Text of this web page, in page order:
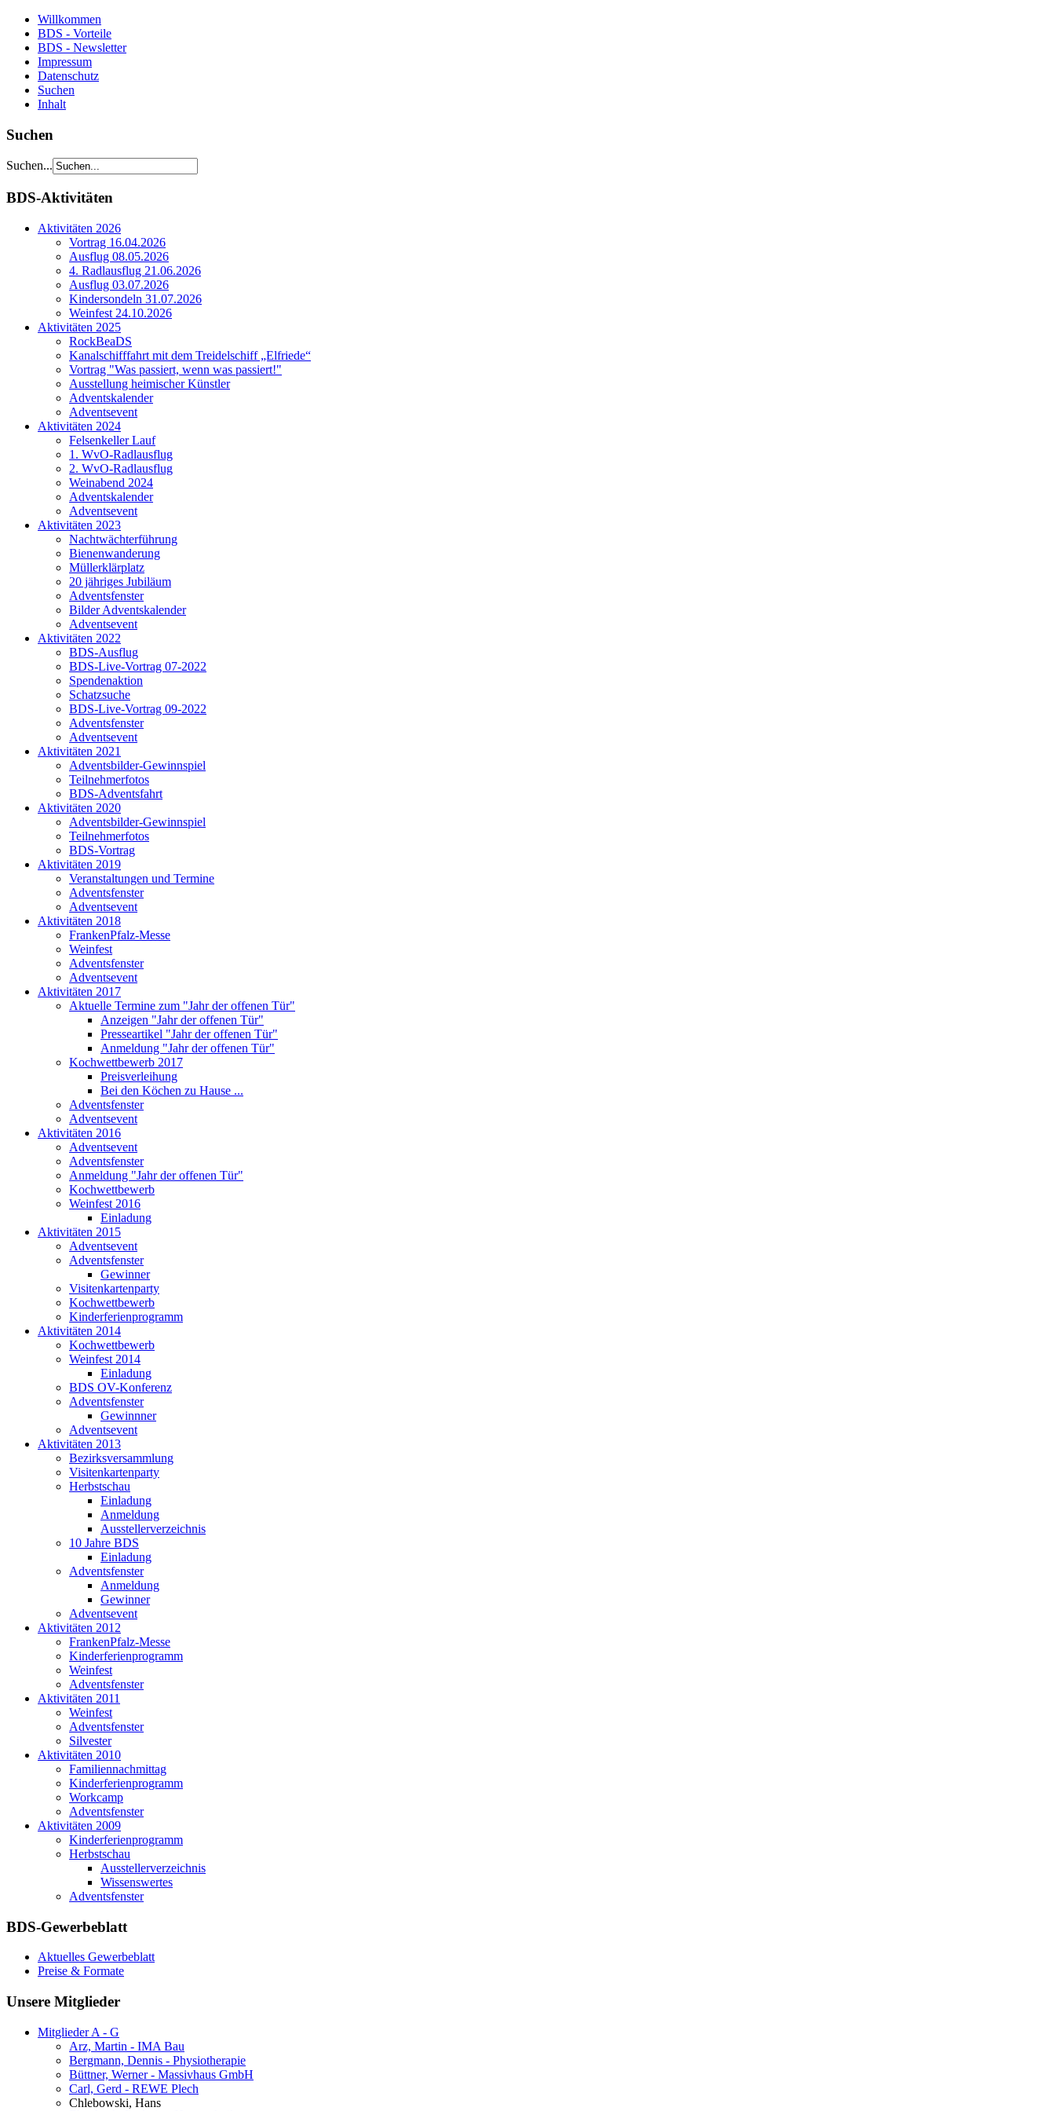
Willkommen
BDS - Vorteile
BDS - Newsletter
Impressum
Datenschutz
Suchen
Inhalt
Suchen
Suchen...
BDS-Aktivitäten
Aktivitäten 2026
Vortrag 16.04.2026
Ausflug 08.05.2026
4. Radlausflug 21.06.2026
Ausflug 03.07.2026
Kindersondeln 31.07.2026
Weinfest 24.10.2026
Aktivitäten 2025
RockBeaDS
Kanalschifffahrt mit dem Treidelschiff „Elfriede“
Vortrag "Was passiert, wenn was passiert!"
Ausstellung heimischer Künstler
Adventskalender
Adventsevent
Aktivitäten 2024
Felsenkeller Lauf
1. WvO-Radlausflug
2. WvO-Radlausflug
Weinabend 2024
Adventskalender
Adventsevent
Aktivitäten 2023
Nachtwächterführung
Bienenwanderung
Müllerklärplatz
20 jähriges Jubiläum
Adventsfenster
Bilder Adventskalender
Adventsevent
Aktivitäten 2022
BDS-Ausflug
BDS-Live-Vortrag 07-2022
Spendenaktion
Schatzsuche
BDS-Live-Vortrag 09-2022
Adventsfenster
Adventsevent
Aktivitäten 2021
Adventsbilder-Gewinnspiel
Teilnehmerfotos
BDS-Adventsfahrt
Aktivitäten 2020
Adventsbilder-Gewinnspiel
Teilnehmerfotos
BDS-Vortrag
Aktivitäten 2019
Veranstaltungen und Termine
Adventsfenster
Adventsevent
Aktivitäten 2018
FrankenPfalz-Messe
Weinfest
Adventsfenster
Adventsevent
Aktivitäten 2017
Aktuelle Termine zum "Jahr der offenen Tür"
Anzeigen "Jahr der offenen Tür"
Presseartikel "Jahr der offenen Tür"
Anmeldung "Jahr der offenen Tür"
Kochwettbewerb 2017
Preisverleihung
Bei den Köchen zu Hause ...
Adventsfenster
Adventsevent
Aktivitäten 2016
Adventsevent
Adventsfenster
Anmeldung "Jahr der offenen Tür"
Kochwettbewerb
Weinfest 2016
Einladung
Aktivitäten 2015
Adventsevent
Adventsfenster
Gewinner
Visitenkartenparty
Kochwettbewerb
Kinderferienprogramm
Aktivitäten 2014
Kochwettbewerb
Weinfest 2014
Einladung
BDS OV-Konferenz
Adventsfenster
Gewinnner
Adventsevent
Aktivitäten 2013
Bezirksversammlung
Visitenkartenparty
Herbstschau
Einladung
Anmeldung
Ausstellerverzeichnis
10 Jahre BDS
Einladung
Adventsfenster
Anmeldung
Gewinner
Adventsevent
Aktivitäten 2012
FrankenPfalz-Messe
Kinderferienprogramm
Weinfest
Adventsfenster
Aktivitäten 2011
Weinfest
Adventsfenster
Silvester
Aktivitäten 2010
Familiennachmittag
Kinderferienprogramm
Workcamp
Adventsfenster
Aktivitäten 2009
Kinderferienprogramm
Herbstschau
Ausstellerverzeichnis
Wissenswertes
Adventsfenster
BDS-Gewerbeblatt
Aktuelles Gewerbeblatt
Preise & Formate
Unsere Mitglieder
Mitglieder A - G
Arz, Martin - IMA Bau
Bergmann, Dennis - Physiotherapie
Büttner, Werner - Massivhaus GmbH
Carl, Gerd - REWE Plech
Chlebowski, Hans